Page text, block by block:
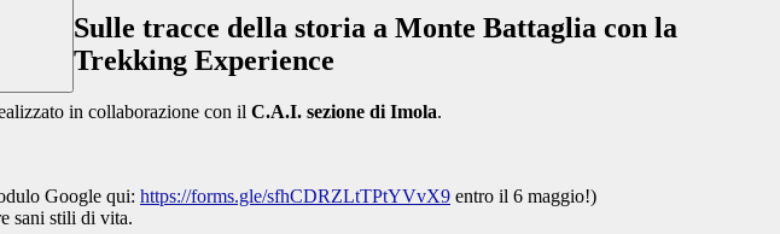
Sulle tracce della storia a Monte Battaglia con la
Trekking Experience
in collaborazione con il C.A.I. sezione di Imola.
Google qui: https://forms.gle/sfhCDRZLtTPtYVvX9 entro il 6 maggio!)
sani stili di vita.